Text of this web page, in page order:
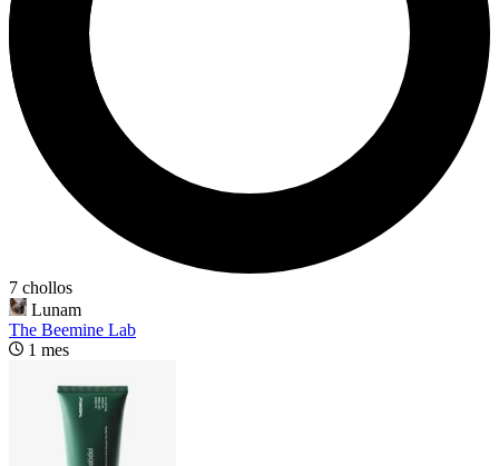
7 chollos
Lunam
The Beemine Lab
1 mes